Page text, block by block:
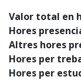
Valor total en
Hores
Altres hores
Hores per
Hores per